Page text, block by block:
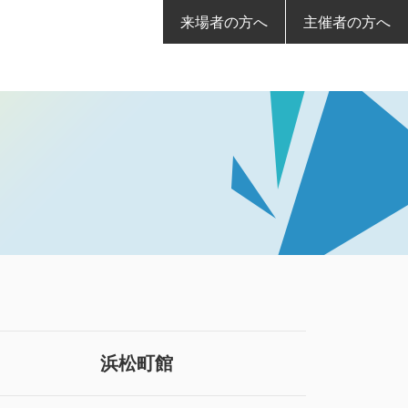
来場者の方へ 主催者の方へ
浜松町館